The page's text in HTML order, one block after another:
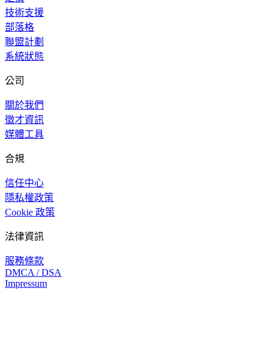
技術支援
部落格
聯盟計劃
系統狀態
公司
關於我們
徵才資訊
媒體工具
合規
信任中心
隱私權政策
Cookie 政策
法律資訊
服務條款
DMCA / DSA
Impressum